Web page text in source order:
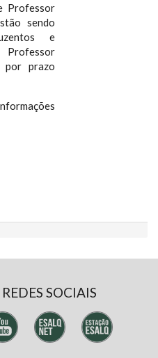
Professor
sendo
e
por prazo
SOCIAIS